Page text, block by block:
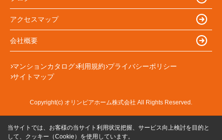
アクセスマップ
会社概要
マンションカタログ 利用規約 プライバシーポリシー
サイトマップ
Copyright(c) オリンピアホーム株式会社 All Rights Reserved.
当サイトでは、お客様の当サイト利用状況把握、サービス向上検討を目的と
して、クッキー（Cookie）を使用しています。